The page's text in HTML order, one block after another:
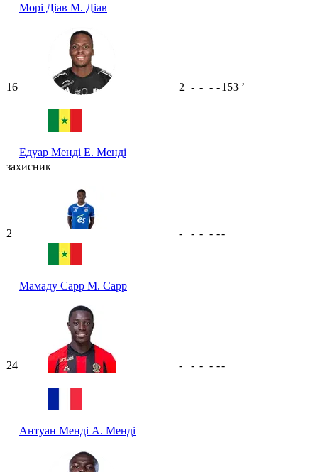
Морі Діав М. Діав
16
Едуар Менді Е. Менді
2 - - - -153 ʼ
захисник
2
Мамаду Сарр М. Сарр
- - - - --
24
Антуан Менді А. Менді
- - - - --